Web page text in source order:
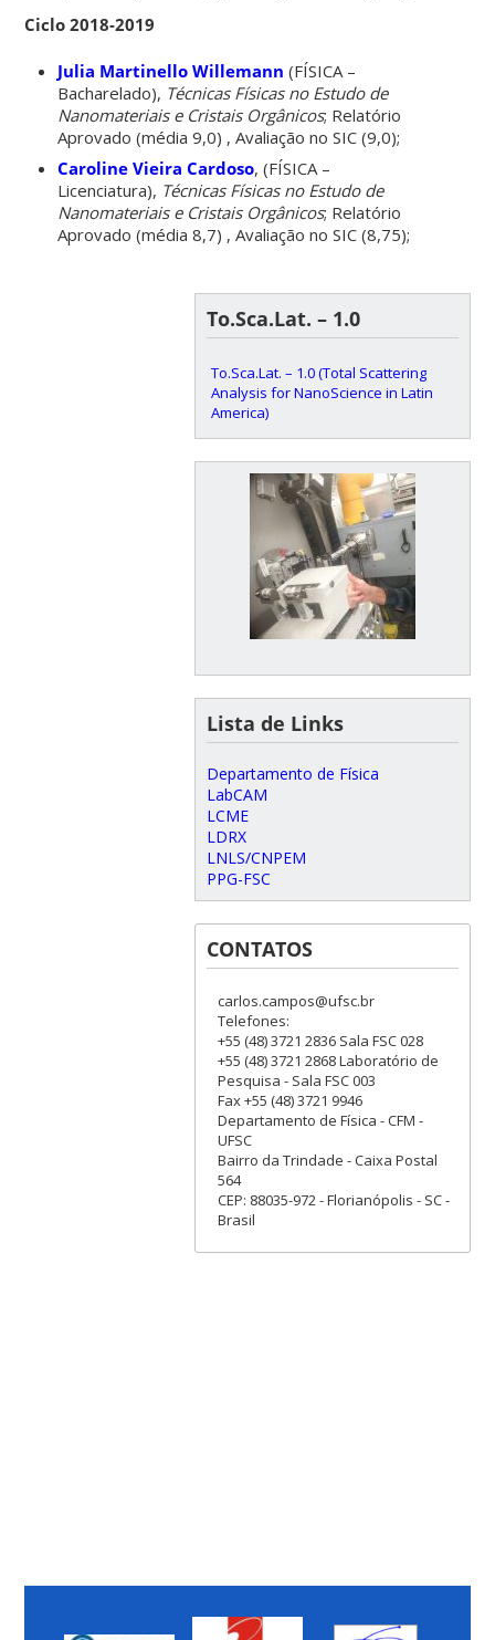
Ciclo 2018-2019
Julia Martinello Willemann (FÍSICA –
Bacharelado), Técnicas Físicas no Estudo de
Nanomateriais e Cristais Orgânicos; Relatório
Aprovado (média 9,0) , Avaliação no SIC (9,0);
Caroline Vieira Cardoso, (FÍSICA –
Licenciatura), Técnicas Físicas no Estudo de
Nanomateriais e Cristais Orgânicos; Relatório
Aprovado (média 8,7) , Avaliação no SIC (8,75);
To.Sca.Lat. – 1.0
To.Sca.Lat. – 1.0 (Total Scattering
Analysis for NanoScience in Latin
America)
Lista de Links
Departamento de Física
LabCAM
LCME
LDRX
LNLS/CNPEM
PPG-FSC
CONTATOS
carlos.campos@ufsc.br
Telefones:
+55 (48) 3721 2836 Sala FSC 028
+55 (48) 3721 2868 Laboratório de
Pesquisa - Sala FSC 003
Fax +55 (48) 3721 9946
Departamento de Física - CFM -
UFSC
Bairro da Trindade - Caixa Postal
564
CEP: 88035-972 - Florianópolis - SC -
Brasil